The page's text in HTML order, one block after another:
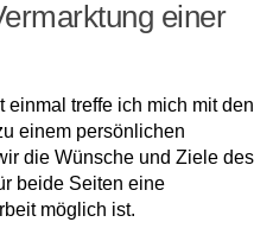
einer
einmal treffe ich mich mit den
einem persönlichen
die Wünsche und Ziele des
beide Seiten eine
möglich ist.